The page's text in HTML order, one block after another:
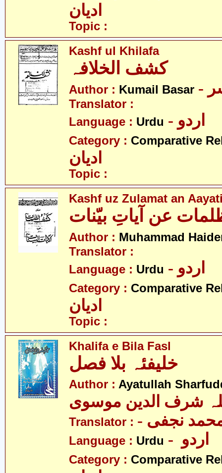
ادیان
Topic :
Kashf ul Khilafa
کشف الخلافہ
Author : Kumail Basar
Translator :
Language : Urdu - اردو
Category : Comparative
ادیان
Topic :
Kashf uz Zulamat an
عن آیاتِ بیّنات
Author : Muhammad
Translator :
Language : Urdu - اردو
Category : Comparative
ادیان
Topic :
Khalifa e Bila Fasl
خلیفئہ بلا فصل
Author : Ayatullah
شرف الدین موسوی
Translator : محمد نجفی
Language : Urdu
Category : Comparative